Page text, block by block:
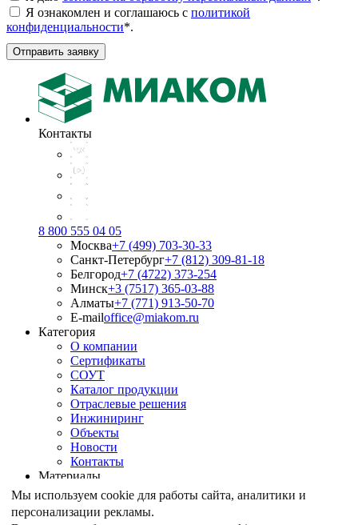
Я ознакомлен и соглашаюсь с политикой
конфиденциальности*.
Отправить заявку
Контакты
8 800 555 04 05
Москва+7 (499) 703-30-33
Санкт-Петербург+7 (812) 309-81-18
Белгород+7 (4722) 373-254
Минск+3 (7517) 365-03-88
Алматы+7 (771) 913-50-70
E-mailoffice@miakom.ru
Категория
О компании
Сертификаты
СОУТ
Каталог продукции
Отраслевые решения
Инжиниринг
Объекты
Новости
Контакты
Материалы
Армирование грунтов
Армирование асфальтобетона
Геомембрана
Мы используем cookie для работы сайта, аналитики и
персонализации рекламы.